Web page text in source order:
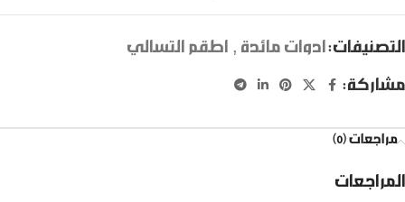
التصنيفات: ادوات مائدة , اطقم التسالي
مشاركة:
مراجعات (0)
المراجعات